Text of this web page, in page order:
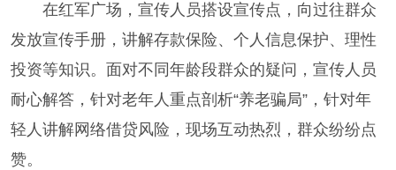
在红军广场，宣传人员搭设宣传点，向过往群众
发放宣传手册，讲解存款保险、个人信息保护、理性
投资等知识。面对不同年龄段群众的疑问，宣传人员
耐心解答，针对老年人重点剖析“养老骗局”，针对年
轻人讲解网络借贷风险，现场互动热烈，群众纷纷点
赞。